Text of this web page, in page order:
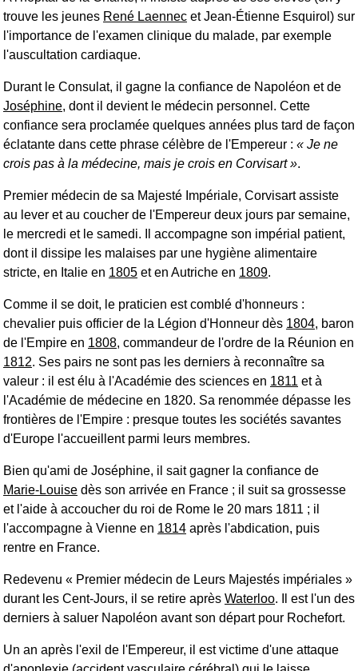
trouve les jeunes René Laennec et Jean-Étienne Esquirol) sur
l'importance de l'examen clinique du malade, par exemple
l'auscultation cardiaque.
Durant le Consulat, il gagne la confiance de Napoléon et de
Joséphine, dont il devient le médecin personnel. Cette
confiance sera proclamée quelques années plus tard de façon
éclatante dans cette phrase célèbre de l'Empereur :
Je ne
crois pas à la médecine, mais je crois en Corvisart
.
Premier médecin de sa Majesté Impériale, Corvisart assiste
au lever et au coucher de l'Empereur deux jours par semaine,
le mercredi et le samedi. Il accompagne son impérial patient,
dont il dissipe les malaises par une hygiène alimentaire
stricte, en Italie en 1805 et en Autriche en 1809.
Comme il se doit, le praticien est comblé d'honneurs :
chevalier puis officier de la Légion d'Honneur dès 1804, baron
de l'Empire en 1808, commandeur de l'ordre de la Réunion en
1812. Ses pairs ne sont pas les derniers à reconnaître sa
valeur : il est élu à l'Académie des sciences en 1811 et à
l'Académie de médecine en 1820. Sa renommée dépasse les
frontières de l'Empire : presque toutes les sociétés savantes
d'Europe l'accueillent parmi leurs membres.
Bien qu'ami de Joséphine, il sait gagner la confiance de
Marie-Louise dès son arrivée en France ; il suit sa grossesse
et l'aide à accoucher du roi de Rome le 20 mars 1811 ; il
l'accompagne à Vienne en 1814 après l'abdication, puis
rentre en France.
Redevenu « Premier médecin de Leurs Majestés impériales »
durant les Cent-Jours, il se retire après Waterloo. Il est l'un des
derniers à saluer Napoléon avant son départ pour Rochefort.
Un an après l'exil de l'Empereur, il est victime d'une attaque